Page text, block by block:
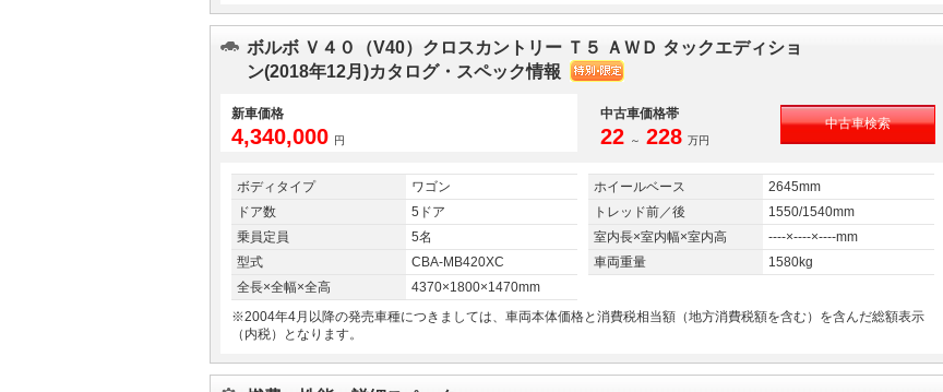
ボルボ Ｖ４０（V40）クロスカントリー Ｔ５ ＡＷＤ タックエディショ
ン(2018年12月)カタログ・スペック情報
新車価格
4,340,000 円
中古車価格帯
22 ～ 228 万円
中古車検索
ボディタイプ
ワゴン
ドア数
5ドア
乗員定員
5名
型式
CBA-MB420XC
全長×全幅×全高
4370×1800×1470mm
ホイールベース
2645mm
トレッド前／後
1550/1540mm
室内長×室内幅×室内高
----×----×----mm
車両重量
1580kg
※2004年4月以降の発売車種につきましては、車両本体価格と消費税相当額（地方消費税額を含む）を含んだ総額表示
（内税）となります。